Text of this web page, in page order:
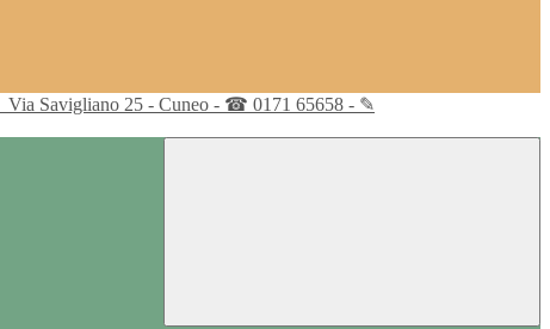
Via Savigliano 25 - Cuneo - ☎ 0171 65658 - ✎